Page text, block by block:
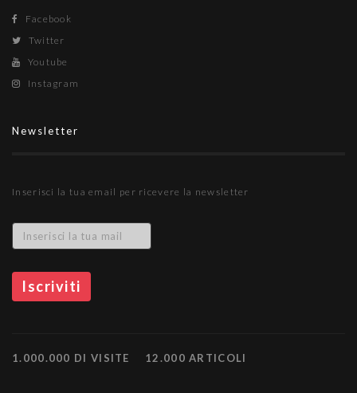
Facebook
Twitter
Youtube
Instagram
Newsletter
Inserisci la tua email per ricevere la newsletter
1.000.000 DI VISITE 12.000 ARTICOLI